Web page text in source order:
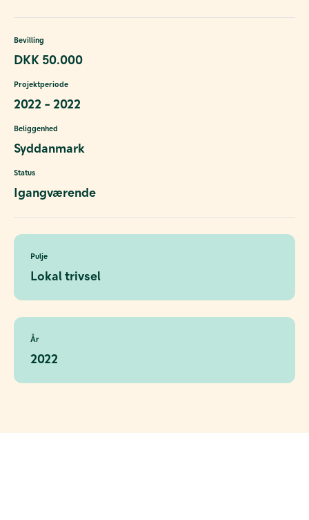
Bevilling
DKK 50.000
Projektperiode
2022 - 2022
Beliggenhed
Syddanmark
Status
Igangværende
Pulje
Lokal trivsel
År
2022